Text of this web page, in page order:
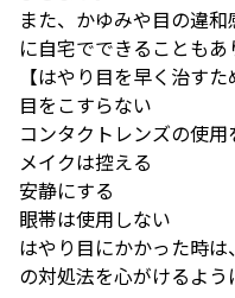
また、かゆみや目の違
に自宅でできることもあ
【はやり目を早く治すた
目をこすらない
コンタクトレンズの使用
メイクは控える
安静にする
眼帯は使用しない
はやり目にかかった時
の対処法を心がけるよう